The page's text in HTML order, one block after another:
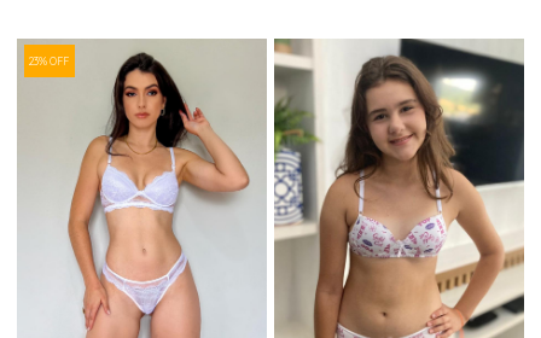
23% OFF